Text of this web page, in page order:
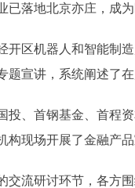
已落地北京亦庄，成
区机器人和智能制造
题宣讲，系统阐述了
、首钢基金、首程资
构现场开展了金融产品
流研讨环节，各方围